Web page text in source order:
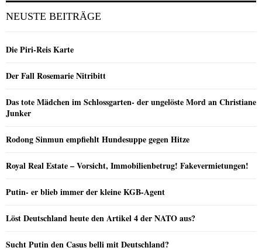
NEUSTE BEITRÄGE
Die Piri-Reis Karte
Der Fall Rosemarie Nitribitt
Das tote Mädchen im Schlossgarten- der ungelöste Mord an Christiane
Junker
Rodong Sinmun empfiehlt Hundesuppe gegen Hitze
Royal Real Estate – Vorsicht, Immobilienbetrug! Fakevermietungen!
Putin- er blieb immer der kleine KGB-Agent
Löst Deutschland heute den Artikel 4 der NATO aus?
Sucht Putin den Casus belli mit Deutschland?